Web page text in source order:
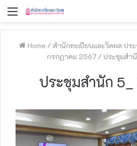
Menu
Home / สำนักทะเบียนและวัดผล ปร
กรกฏาคม 2567 / ประชุมสำ
ประชุมสำนัก